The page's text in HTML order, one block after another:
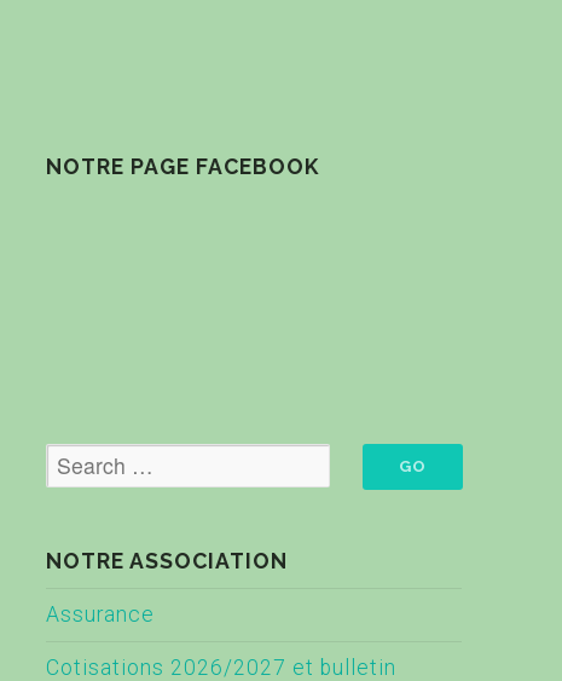
NOTRE PAGE FACEBOOK
NOTRE ASSOCIATION
Assurance
Cotisations 2026/2027 et bulletin